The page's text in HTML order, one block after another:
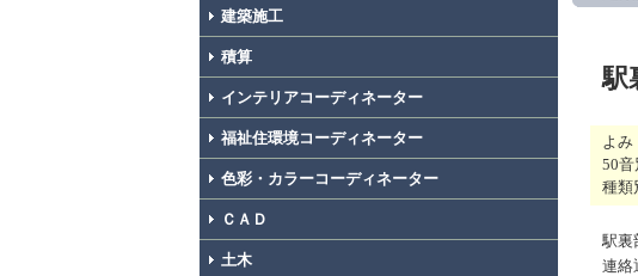
建築施工
積算
インテリアコーディネーター
福祉住環境コーディネーター
色彩・カラーコーディネーター
ＣＡＤ
土木
駅
よみ
50音
種類
駅裏
連絡